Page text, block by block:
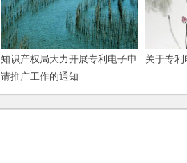
知识产权局大力开展专利电子申
请推广工作的通知
关于专利